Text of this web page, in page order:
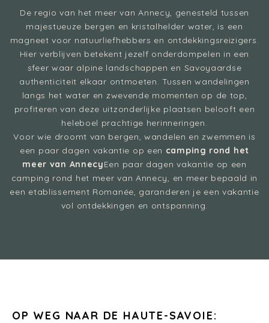
De regio van het meer van Annecy, genesteld tussen
majestueuze bergen en kristalhelder water, is een
magneet voor natuurliefhebbers en ontdekkingsreizigers.
Hier verblijven betekent jezelf onderdompelen in een
sfeer waar alpine landschappen en Savoyaardse
authenticiteit elkaar ontmoeten. Tussen wandelingen
langs het water en zwevende momenten op de top,
profiteren van deze uitzonderlijke plaatsen belooft een
heleboel prachtige herinneringen.
Voor wie droomt van bergen, wandelen en zwemmen is
een paar dagen vakantie op een camping rond het
meer van AnnecyEen paar dagen vakantie op een
camping rond het meer van Annecy, en meer bepaald in
een etablissement Romanée, garanderen je een vakantie
vol ontdekkingen en ontspanning.
OP WEG NAAR DE HAUTE-SAVOIE: